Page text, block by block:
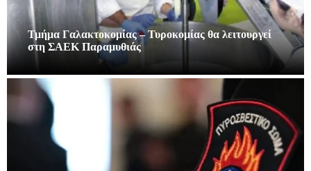
Τμήμα Γαλακτοκομίας – Τυροκομίας θα λειτουργεί
στη ΣΑΕΚ Παραμυθιάς